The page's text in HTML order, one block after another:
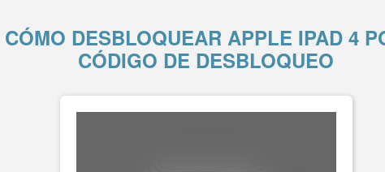
CÓMO DESBLOQUEAR APPLE IPAD 4
CÓDIGO DE DESBLOQUEO